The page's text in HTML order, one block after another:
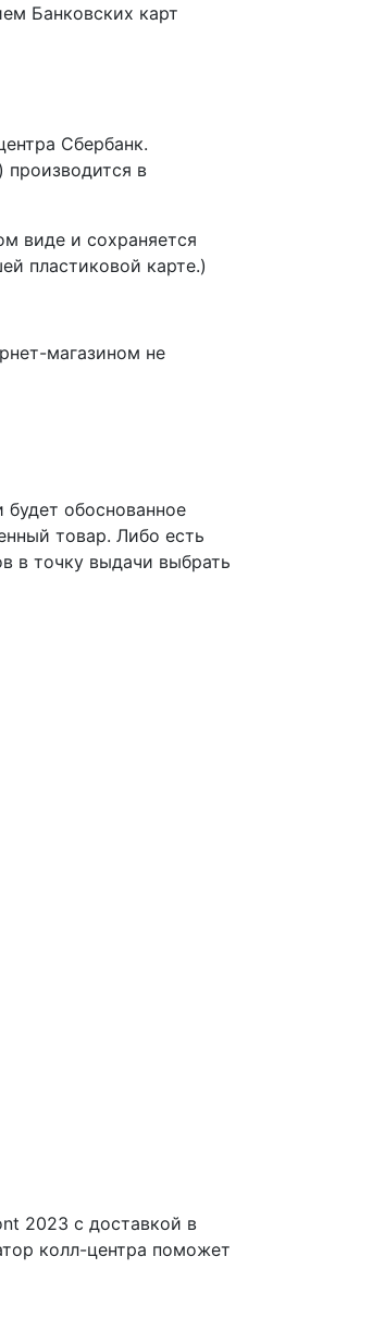
Банковских карт
Сбербанк.
производится в
виде и сохраняется
пластиковой карте.)
магазином не
будет обоснованное
товар. Либо есть
в точку выдачи выбрать
2023 с доставкой в
колл-центра поможет